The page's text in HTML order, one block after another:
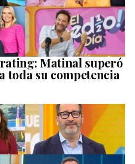
Matinal superó
toda su competencia